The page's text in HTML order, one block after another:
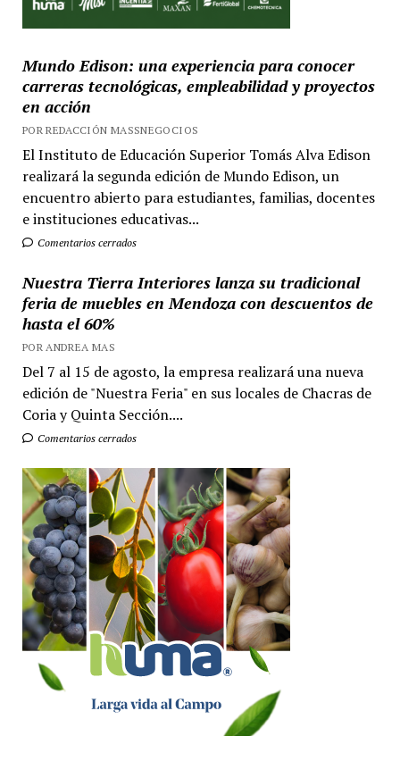
Mundo Edison: una experiencia para conocer
carreras tecnológicas, empleabilidad y proyectos
en acción
POR REDACCIÓN MASSNEGOCIOS
El Instituto de Educación Superior Tomás Alva Edison
realizará la segunda edición de Mundo Edison, un
encuentro abierto para estudiantes, familias, docentes
e instituciones educativas...
Comentarios cerrados
Nuestra Tierra Interiores lanza su tradicional
feria de muebles en Mendoza con descuentos de
hasta el 60%
POR ANDREA MAS
Del 7 al 15 de agosto, la empresa realizará una nueva
edición de "Nuestra Feria" en sus locales de Chacras de
Coria y Quinta Sección....
Comentarios cerrados